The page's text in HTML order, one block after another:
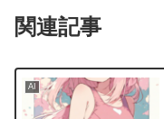
関連記事
AI